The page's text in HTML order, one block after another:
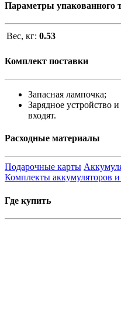
Параметры упакованного
Вес, кг: 0.53
Комплект поставки
Запасная лампочка;
Зарядное устройство
входят.
Расходные материалы
Подарочные карты
Комплекты аккумуляторов и
Где купить